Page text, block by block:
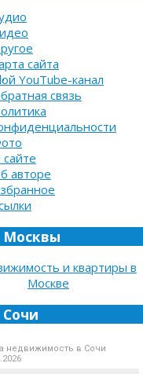
сайта
YouTube-канал
связь
авторе
недвижимость в Сочи